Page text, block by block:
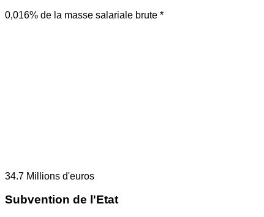
0,016% de la masse salariale brute *
34.7 Millions d'euros
Subvention de l'Etat